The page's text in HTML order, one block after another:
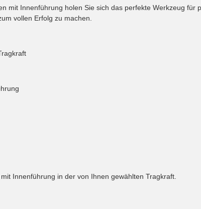
mit Innenführung holen Sie sich das perfekte Werkzeug
vollen Erfolg zu machen.
Innenführung in der von Ihnen gewählten Tragkraft.